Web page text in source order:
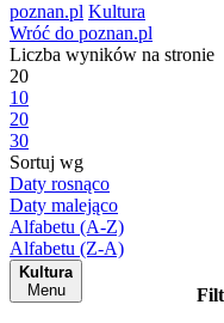
poznan.pl Kultura
Wróć do poznan.pl
Liczba wyników na stronie
20
10
20
30
Sortuj wg
Daty rosnąco
Daty malejąco
Alfabetu (A-Z)
Alfabetu (Z-A)
Kultura
Menu